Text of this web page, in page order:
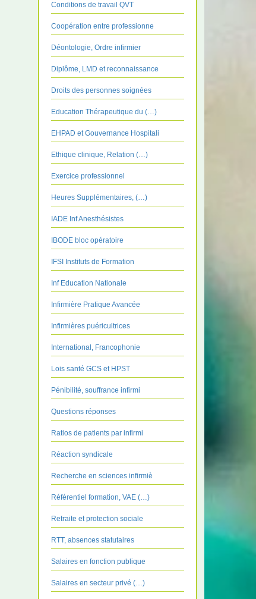
Conditions de travail QVT
Coopération entre professionne
Déontologie, Ordre infirmier
Diplôme, LMD et reconnaissance
Droits des personnes soignées
Education Thérapeutique du (…)
EHPAD et Gouvernance Hospitali
Ethique clinique, Relation (…)
Exercice professionnel
Heures Supplémentaires, (…)
IADE Inf Anesthésistes
IBODE bloc opératoire
IFSI Instituts de Formation
Inf Education Nationale
Infirmière Pratique Avancée
Infirmières puéricultrices
International, Francophonie
Lois santé GCS et HPST
Pénibilité, souffrance infirmi
Questions réponses
Ratios de patients par infirmi
Réaction syndicale
Recherche en sciences infirmiè
Référentiel formation, VAE (…)
Retraite et protection sociale
RTT, absences statutaires
Salaires en fonction publique
Salaires en secteur privé (…)